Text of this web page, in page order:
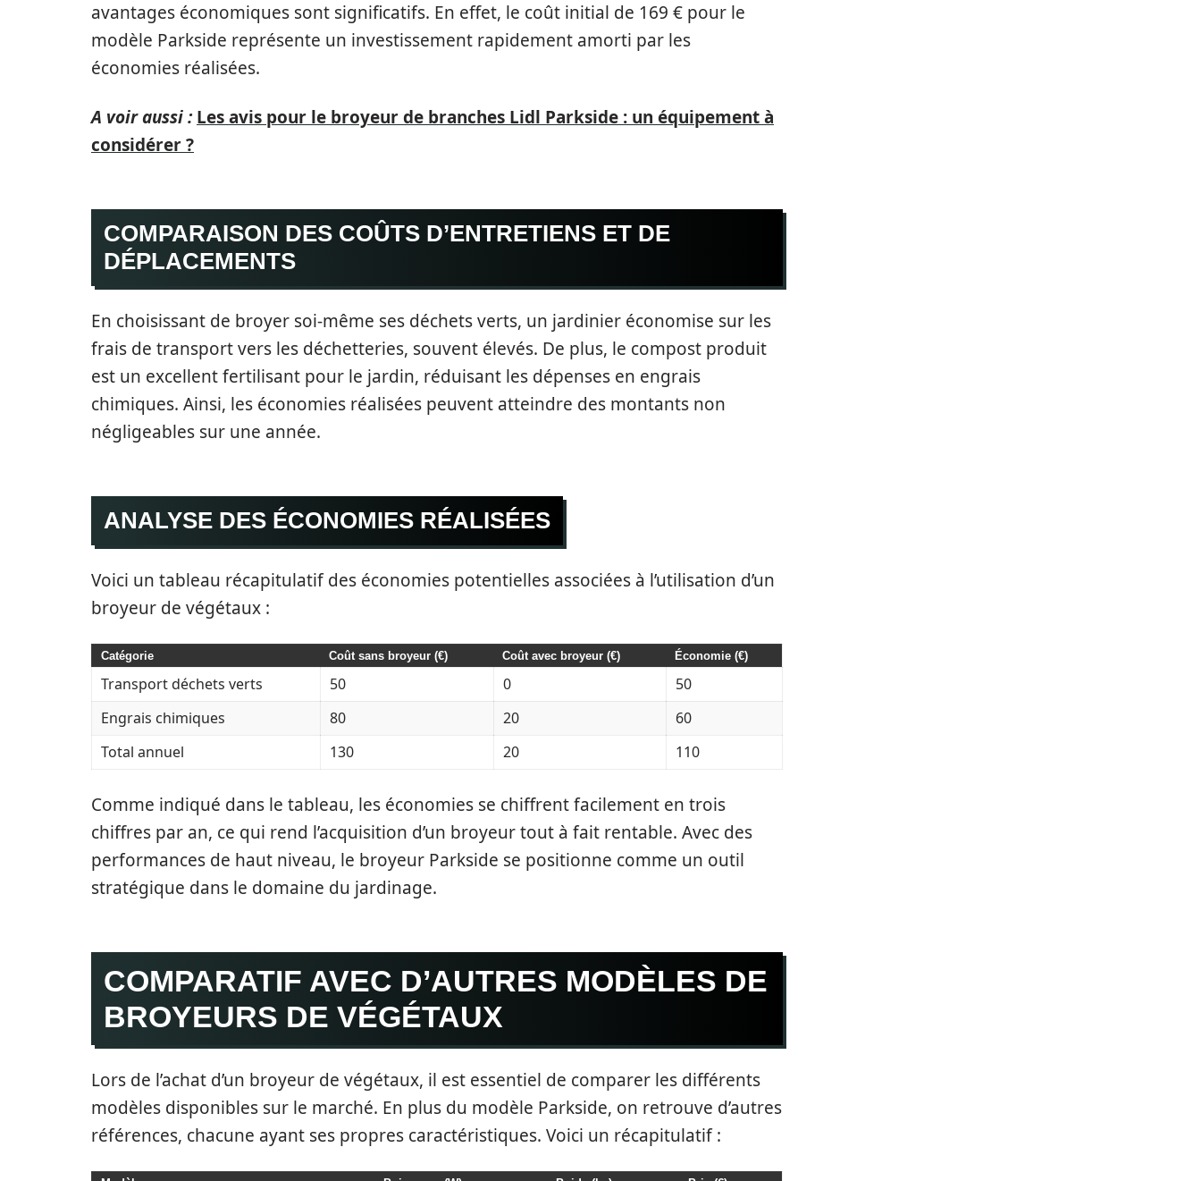
avantages économiques sont significatifs. En effet, le coût initial de 169 € pour le
modèle Parkside représente un investissement rapidement amorti par les
économies réalisées.
A voir aussi : Les avis pour le broyeur de branches Lidl Parkside : un équipement à
considérer ?
COMPARAISON DES COÛTS D’ENTRETIENS ET DE
DÉPLACEMENTS
En choisissant de broyer soi-même ses déchets verts, un jardinier économise sur les
frais de transport vers les déchetteries, souvent élevés. De plus, le compost produit
est un excellent fertilisant pour le jardin, réduisant les dépenses en engrais
chimiques. Ainsi, les économies réalisées peuvent atteindre des montants non
négligeables sur une année.
ANALYSE DES ÉCONOMIES RÉALISÉES
Voici un tableau récapitulatif des économies potentielles associées à l’utilisation d’un
broyeur de végétaux :
Catégorie Coût sans broyeur (€) Coût avec broyeur (€) Économie (€)
Transport déchets verts 50 0
50
Engrais chimiques
80 20
60
Total annuel
130 20 110
Comme indiqué dans le tableau, les économies se chiffrent facilement en trois
chiffres par an, ce qui rend l’acquisition d’un broyeur tout à fait rentable. Avec des
performances de haut niveau, le broyeur Parkside se positionne comme un outil
stratégique dans le domaine du jardinage.
COMPARATIF AVEC D’AUTRES MODÈLES DE
BROYEURS DE VÉGÉTAUX
Lors de l’achat d’un broyeur de végétaux, il est essentiel de comparer les différents
modèles disponibles sur le marché. En plus du modèle Parkside, on retrouve d’autres
références, chacune ayant ses propres caractéristiques. Voici un récapitulatif :